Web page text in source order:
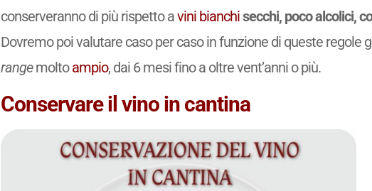
conserveranno di più rispetto avini bianchisecchi, poco alcolici,
Dovremo poi valutare caso per caso in funzione di queste regole
rangemoltoampio, dai 6 mesi fino a oltre vent’anni o più.
Conservare il vino in cantina